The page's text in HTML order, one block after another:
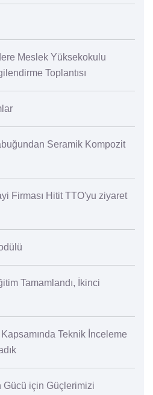
Meslek Yüksekokulu
Toplantısı
Seramik Kompozit
Firması Hitit TTO'yu ziyaret
Tamamlandı, İkinci
Teknik İnceleme
Gücü için Güçlerimizi